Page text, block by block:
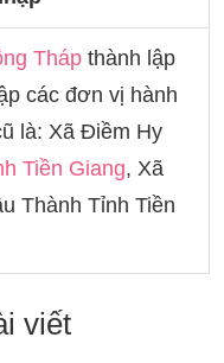
Tháp thành lập
các đơn vị hành
là: Xã Điềm Hy
Tiền Giang, Xã
Thành Tỉnh Tiền
viết